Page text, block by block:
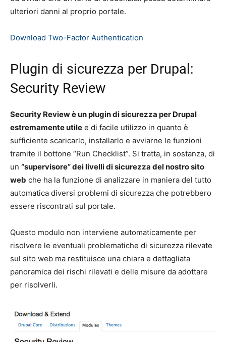
ulteriori danni al proprio portale.
Download Two-Factor Authentication
Plugin di sicurezza per Drupal:
Security Review
Security Review è un plugin di sicurezza per Drupal
estremamente utile e di facile utilizzo in quanto è
sufficiente scaricarlo, installarlo e avviarne le funzioni
tramite il bottone “Run Checklist”. Si tratta, in sostanza, di
un “supervisore” dei livelli di sicurezza del nostro sito
web che ha la funzione di analizzare in maniera del tutto
automatica diversi problemi di sicurezza che potrebbero
essere riscontrati sul portale.
Questo modulo non interviene automaticamente per
risolvere le eventuali problematiche di sicurezza rilevate
sul sito web ma restituisce una chiara e dettagliata
panoramica dei rischi rilevati e delle misure da adottare
per risolverli.